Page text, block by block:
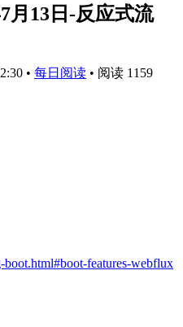
月13日-反应式流
• 每日阅读 • 阅读 1159
features-webflux